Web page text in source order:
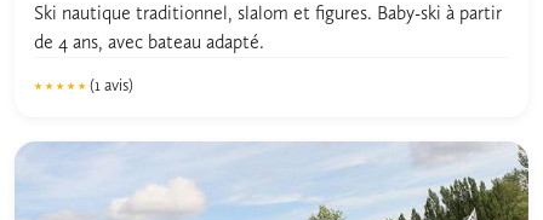
Ski nautique traditionnel, slalom et figures. Baby-ski à partir
de 4 ans, avec bateau adapté.
★★★★★
★★★★★ (1 avis)